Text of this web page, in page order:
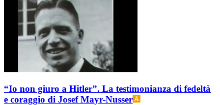
“Io non giuro a Hitler”. La testimonianza di fedeltà
e coraggio di Josef Mayr-Nusser